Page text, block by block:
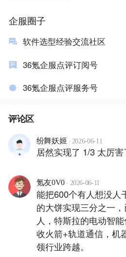
企服圈子
软件选型经验交流社区
36氪企服点评订阅号
36氪企服点评服务号
评论区
纷舞妖姬 · 2026-06-11
居然实现了 1/3 太厉害
氪友0V0 · 2026-06-11
能把600个有人想没人
的大饼实现三分之一
人，特斯拉的电动智
收火箭+轨道通信，机
领行业跨越。